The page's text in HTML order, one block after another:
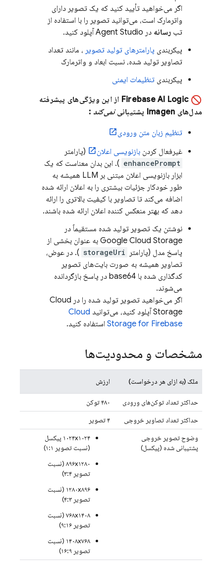
اگر می‌خواهید تأیید کنید که یک تصویر دارای
واترمارک است، می‌توانید تصویر را با استفاده از
تب رسانه در Agent Studioآپلود کنید.
پیکربندی پارامترهای تولید تصویر ، مانند تعداد
تصاویر تولید شده، نسبت ابعاد و واترمارک
پیکربندی تنظیمات ایمنی
Firebase AI Logic از این ویژگی‌های پیشرفته
مدل‌های Imagen پشتیبانینمی‌کند :
تنظیم زبان متن ورودی
غیرفعال کردن بازنویسی اعلان (پارامتر
enhancePrompt ). این بدان معناست که یک
ابزار بازنویسی اعلان مبتنی بر LLM همیشه به
طور خودکار جزئیات بیشتری را به اعلان ارائه شده
اضافه می‌کند تا تصاویر با کیفیت بالاتری را ارائه
دهد که بهتر منعکس کننده اعلان ارائه شده باشند.
نوشتن یک تصویر تولید شده مستقیماً در
Google Cloud Storage به عنوان بخشی از
پاسخ مدل (پارامتر
storageUri ). در عوض،
تصاویر همیشه به صورت بایت‌های تصویر
کدگذاری شده با base64 در پاسخ بازگردانده
می‌شوند.
اگر می‌خواهید تصویر تولید شده را در Cloud
Storageآپلود کنید، می‌توانید Cloud
Storage for Firebase استفاده کنید.
مشخصات و محدودیت‌ها
ملک (به ازای هر درخواست) ارزش
حداکثر تعداد توکن‌های ورودی
۴۸۰ توکن
حداکثر تعداد تصاویر خروجی
۴ تصویر
وضوح تصویر خروجی
پشتیبانی شده (پیکسل)
۱۰۲۴x۱۰۲۴ پیکسل
(نسبت تصویر ۱:۱)
۸۹۶x۱۲۸۰ (نسبت
تصویر ۳:۴)
۱۲۸۰x۸۹۶ (نسبت
تصویر ۴:۳)
۷۶۸x۱۴۰۸ (نسبت
تصویر ۹:۱۶)
۱۴۰۸x۷۶۸ (نسبت
تصویر ۱۶:۹)